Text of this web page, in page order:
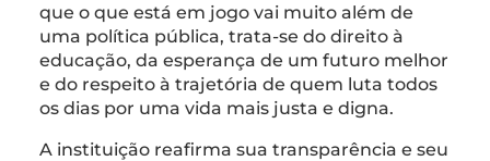
que o que está em jogo vai muito além de
uma política pública, trata-se do direito à
educação, da esperança de um futuro melhor
e do respeito à trajetória de quem luta todos
os dias por uma vida mais justa e digna.
A instituição reafirma sua transparência e seu